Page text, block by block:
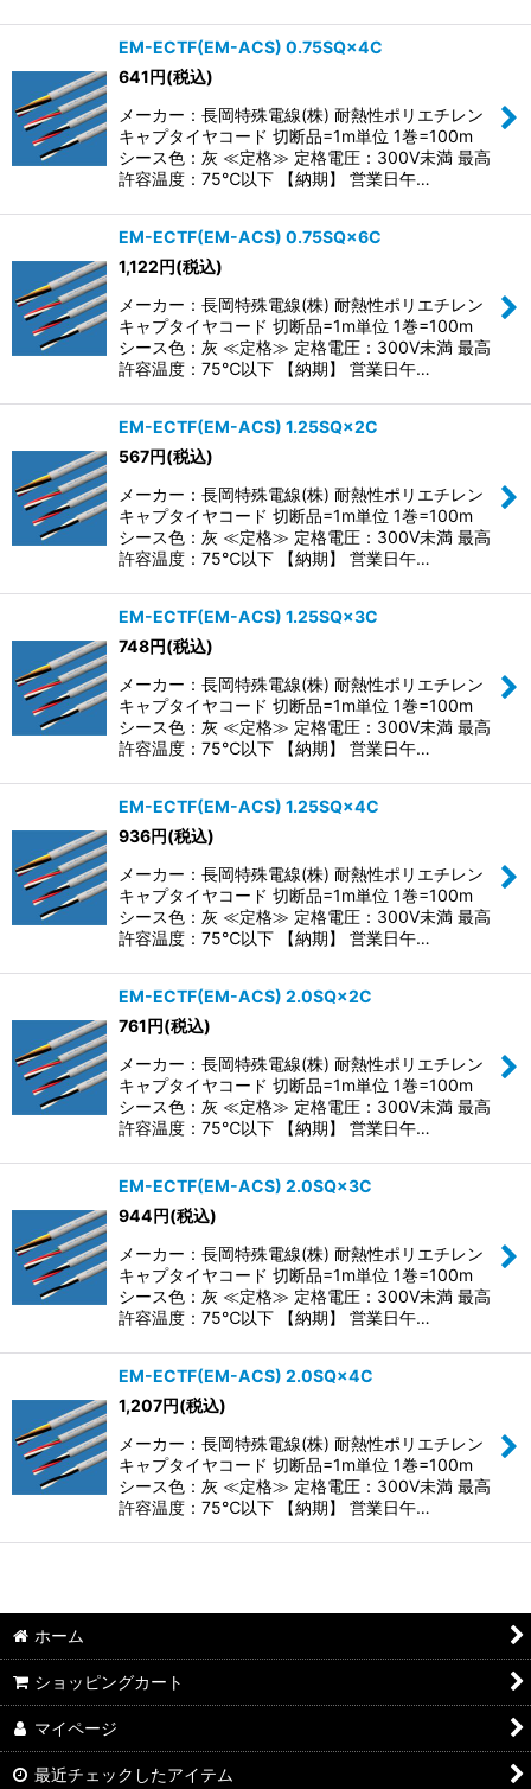
EM-ECTF(EM-ACS) 0.75SQ×4C
641円(税込)
メーカー：長岡特殊電線(株) 耐熱性ポリエチレン
キャプタイヤコード 切断品=1m単位 1巻=100m
シース色：灰 ≪定格≫ 定格電圧：300V未満 最高
許容温度：75℃以下 【納期】 営業日午…
EM-ECTF(EM-ACS) 0.75SQ×6C
1,122円(税込)
メーカー：長岡特殊電線(株) 耐熱性ポリエチレン
キャプタイヤコード 切断品=1m単位 1巻=100m
シース色：灰 ≪定格≫ 定格電圧：300V未満 最高
許容温度：75℃以下 【納期】 営業日午…
EM-ECTF(EM-ACS) 1.25SQ×2C
567円(税込)
メーカー：長岡特殊電線(株) 耐熱性ポリエチレン
キャプタイヤコード 切断品=1m単位 1巻=100m
シース色：灰 ≪定格≫ 定格電圧：300V未満 最高
許容温度：75℃以下 【納期】 営業日午…
EM-ECTF(EM-ACS) 1.25SQ×3C
748円(税込)
メーカー：長岡特殊電線(株) 耐熱性ポリエチレン
キャプタイヤコード 切断品=1m単位 1巻=100m
シース色：灰 ≪定格≫ 定格電圧：300V未満 最高
許容温度：75℃以下 【納期】 営業日午…
EM-ECTF(EM-ACS) 1.25SQ×4C
936円(税込)
メーカー：長岡特殊電線(株) 耐熱性ポリエチレン
キャプタイヤコード 切断品=1m単位 1巻=100m
シース色：灰 ≪定格≫ 定格電圧：300V未満 最高
許容温度：75℃以下 【納期】 営業日午…
EM-ECTF(EM-ACS) 2.0SQ×2C
761円(税込)
メーカー：長岡特殊電線(株) 耐熱性ポリエチレン
キャプタイヤコード 切断品=1m単位 1巻=100m
シース色：灰 ≪定格≫ 定格電圧：300V未満 最高
許容温度：75℃以下 【納期】 営業日午…
EM-ECTF(EM-ACS) 2.0SQ×3C
944円(税込)
メーカー：長岡特殊電線(株) 耐熱性ポリエチレン
キャプタイヤコード 切断品=1m単位 1巻=100m
シース色：灰 ≪定格≫ 定格電圧：300V未満 最高
許容温度：75℃以下 【納期】 営業日午…
EM-ECTF(EM-ACS) 2.0SQ×4C
1,207円(税込)
メーカー：長岡特殊電線(株) 耐熱性ポリエチレン
キャプタイヤコード 切断品=1m単位 1巻=100m
シース色：灰 ≪定格≫ 定格電圧：300V未満 最高
許容温度：75℃以下 【納期】 営業日午…
ホーム
ショッピングカート
マイページ
最近チェックしたアイテム